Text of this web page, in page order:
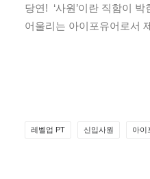
당연! ‘사원’이란 직함이
어울리는 아이포유어로서
레벨업 PT 신입사원 아이